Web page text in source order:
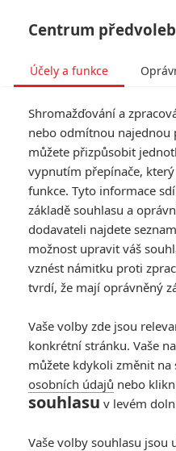
Twisted:
drásá oběti
od režiséra
Napsal:Michal Janoušek -
PŘIDAT NOVÝ KOMENTÁŘ
Centrum
Účely a funkce
Shromažďování a
nebo odmítnou najednou
můžete přizpůsobit
vypnutím přepínače,
funkce. Tyto informace
základě souhlasu a
dodavateli najdete
možnost upravit váš
vznést námitku proti
tvrdí, že mají oprávněný
Vaše volby zde jsou
konkrétní stránku. Vaše
můžete kdykoli změnit na
osobních údajů nebo
souhlasu v levém
Vaše volby souhlasu jsou